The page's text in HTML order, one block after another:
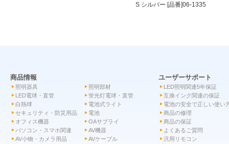
S シルバー [品番]06-1335
商品情報
照明器具
照明部材
LED電球・直管
蛍光灯電球・直管
白熱球
電池式ライト
セキュリティ・防災用品
電池
オフィス機器
OAサプライ
パソコン・スマホ関連
AV機器
AV小物・カメラ用品
AVケーブル
ユーザーサポート
LED照明関連5年保証
互換インク関連の保証
電池の安全で正しい使い
商品の修理
商品の保証
よくあるご質問
汎用リモコン